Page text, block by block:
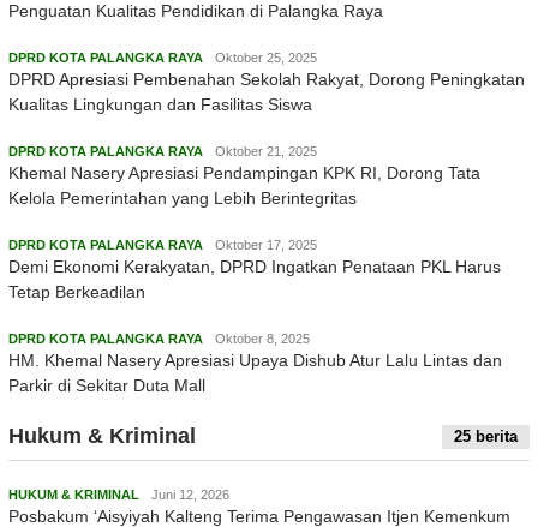
Penguatan Kualitas Pendidikan di Palangka Raya
DPRD KOTA PALANGKA RAYA Oktober 25, 2025
DPRD Apresiasi Pembenahan Sekolah Rakyat, Dorong Peningkatan
Kualitas Lingkungan dan Fasilitas Siswa
DPRD KOTA PALANGKA RAYA Oktober 21, 2025
Khemal Nasery Apresiasi Pendampingan KPK RI, Dorong Tata
Kelola Pemerintahan yang Lebih Berintegritas
DPRD KOTA PALANGKA RAYA Oktober 17, 2025
Demi Ekonomi Kerakyatan, DPRD Ingatkan Penataan PKL Harus
Tetap Berkeadilan
DPRD KOTA PALANGKA RAYA Oktober 8, 2025
HM. Khemal Nasery Apresiasi Upaya Dishub Atur Lalu Lintas dan
Parkir di Sekitar Duta Mall
Hukum & Kriminal 25 berita
HUKUM & KRIMINAL Juni 12, 2026
Posbakum ‘Aisyiyah Kalteng Terima Pengawasan Itjen Kemenkum